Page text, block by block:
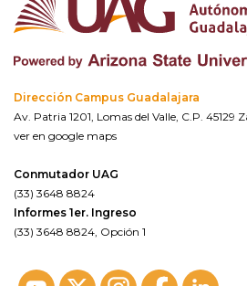
Dirección Campus Guadalajara
Av. Patria 1201, Lomas del Valle, C.P. 45129
ver en google maps
Conmutador UAG
(33) 3648 8824
Informes 1er. Ingreso
(33) 3648 8824, Opción 1